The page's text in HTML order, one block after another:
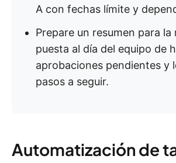
A con fechas límite y
Prepare un resumen para la
puesta al día del equipo de
aprobaciones pendientes y
pasos a seguir.
Automatización de